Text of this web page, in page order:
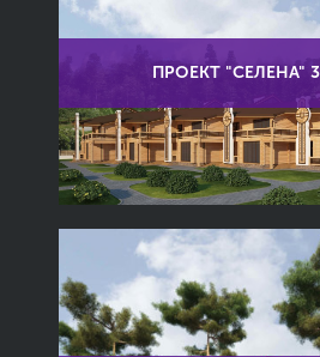
ПРОЕКТ "СЕЛЕНА"